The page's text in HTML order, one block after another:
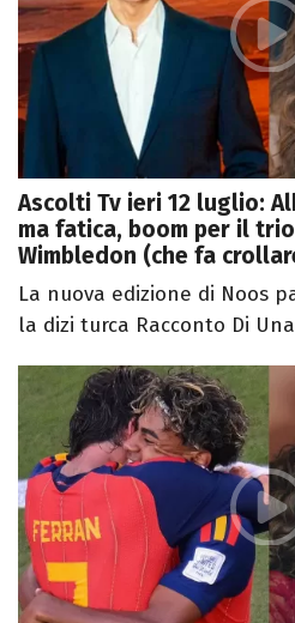
Ascolti Tv ieri 12 luglio:
ma fatica, boom per il
Wimbledon (che fa
La nuova edizione di Noos
la dizi turca Racconto Di